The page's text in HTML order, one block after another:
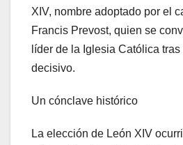
XIV, nombre adoptado por el
Francis Prevost, quien se
líder de la Iglesia Católica
decisivo.
Un cónclave histórico
La elección de León XIV